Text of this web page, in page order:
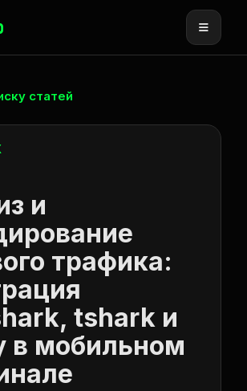
статей
и
трафика:
tshark и
в мобильном